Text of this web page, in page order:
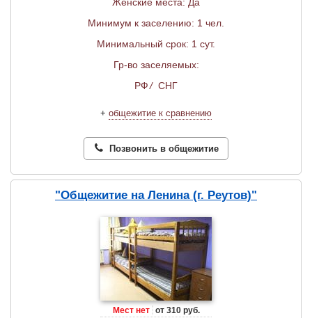
Минимум к заселению: 1 чел.
Минимальный срок: 1 сут.
Гр-во заселяемых:
РФ/ СНГ
+ общежитие к сравнению
Позвонить в общежитие
"Общежитие на Ленина (г. Реутов)"
Мест нет от 310 руб.